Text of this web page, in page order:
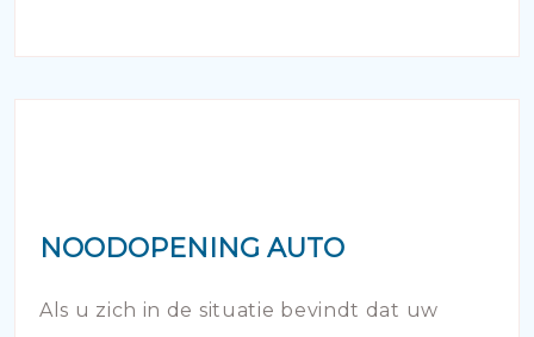
NOODOPENING AUTO
Als u zich in de situatie bevindt dat uw